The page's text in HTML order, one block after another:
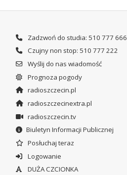
Zadzwoń do studia: 510 777 666
Czujny non stop: 510 777 222
Wyślij do nas wiadomość
Prognoza pogody
radioszczecin.pl
radioszczecinextra.pl
radioszczecin.tv
Biuletyn Informacji Publicznej
Posłuchaj teraz
Logowanie
DUŻA CZCIONKA